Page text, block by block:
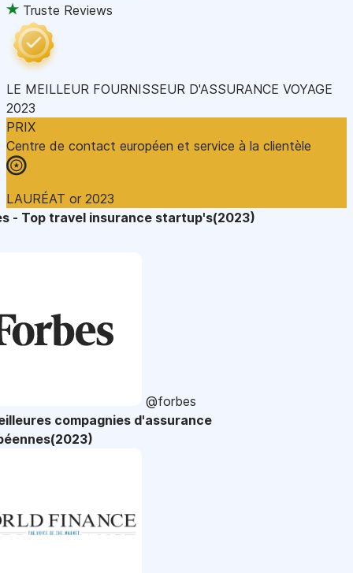
Truste Reviews
LE MEILLEUR FOURNISSEUR D'ASSURANCE VOYAGE
2023
PRIX
Centre de contact européen et service à la clientèle
LAURÉAT or 2023
- Top travel insurance startup's(2023)
@forbes
compagnies d'assurance